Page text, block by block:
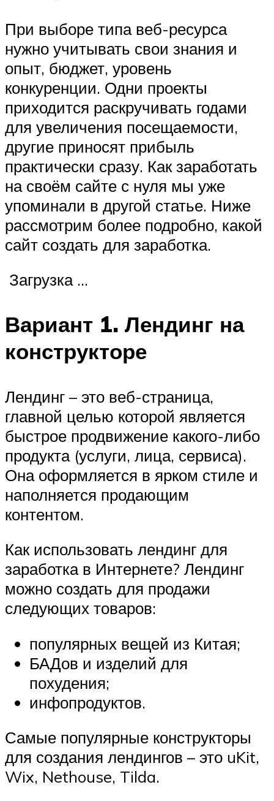
При выборе типа веб-ресурса
нужно учитывать свои знания и
опыт, бюджет, уровень
конкуренции. Одни проекты
приходится раскручивать годами
для увеличения посещаемости,
другие приносят прибыль
практически сразу. Как заработать
на своём сайте с нуля мы уже
упоминали в другой статье. Ниже
рассмотрим более подробно, какой
сайт создать для заработка.
Загрузка …
Вариант 1. Лендинг на
конструкторе
Лендинг – это веб-страница,
главной целью которой является
быстрое продвижение какого-либо
продукта (услуги, лица, сервиса).
Она оформляется в ярком стиле и
наполняется продающим
контентом.
Как использовать лендинг для
заработка в Интернете? Лендинг
можно создать для продажи
следующих товаров:
популярных вещей из Китая;
БАДов и изделий для
похудения;
инфопродуктов.
Самые популярные конструкторы
для создания лендингов – это uKit,
Wix, Nethouse, Tilda.